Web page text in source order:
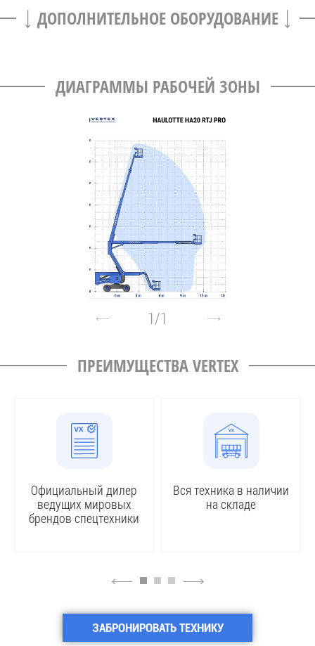
ДОПОЛНИТЕЛЬНОЕ ОБОРУДОВАНИЕ
ДИАГРАММЫ РАБОЧЕЙ ЗОНЫ
1/1
ПРЕИМУЩЕСТВА VERTEX
Официальный дилер
ведущих мировых
брендов спецтехники
Вся техника в наличии
на складе
4 6
ЗАБРОНИРОВАТЬ ТЕХНИКУ